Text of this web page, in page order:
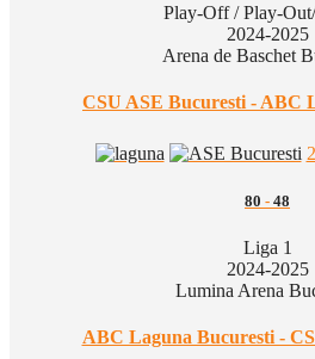
Play-Off / Play-
2024-2025
Arena de Baschet
CSU ASE Bucuresti - ABC
80 - 48
Liga 1
2024-2025
Lumina Arena
ABC Laguna Bucuresti -